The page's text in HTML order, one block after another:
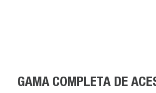
GAMA COMPLETA DE